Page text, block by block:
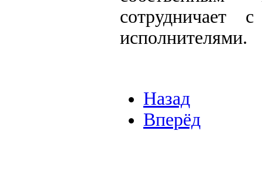
исполнителями.
Назад
Вперёд